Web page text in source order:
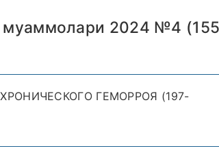
муаммолари 2024 №4
ГЕМОРРОЯ (197-